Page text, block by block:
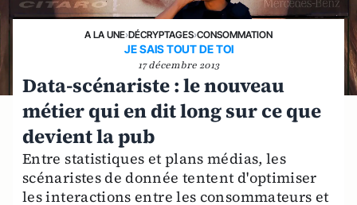
A LA UNE›DÉCRYPTAGES›CONSOMMATION
JE SAIS TOUT DE TOI
17 décembre 2013
Data-scénariste : le nouveau
métier qui en dit long sur ce que
devient la pub
Entre statistiques et plans médias, les
scénaristes de donnée tentent d'optimiser
les interactions entre les consommateurs et